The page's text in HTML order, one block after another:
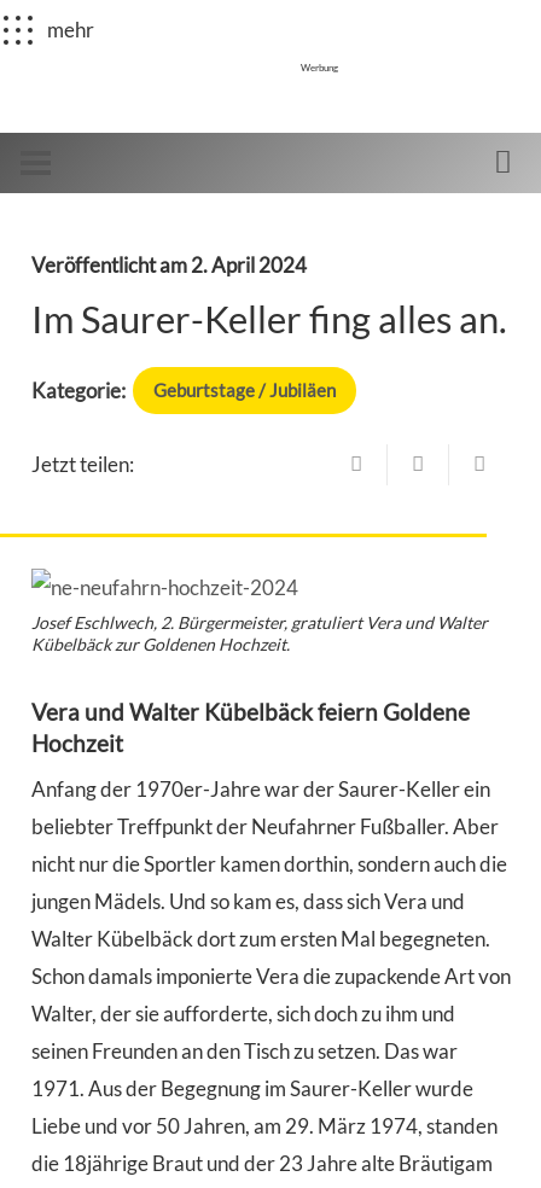
mehr
Werbung
Veröffentlicht am2. April 2024
Im Saurer-Keller fing alles an.
Kategorie: Geburtstage / Jubiläen
Jetzt teilen:
Josef Eschlwech, 2. Bürgermeister, gratuliert Vera und Walter
Kübelbäck zur Goldenen Hochzeit.
Vera und Walter Kübelbäck feiern Goldene
Hochzeit
Anfang der 1970er-Jahre war der Saurer-Keller ein
beliebter Treffpunkt der Neufahrner Fußballer. Aber
nicht nur die Sportler kamen dorthin, sondern auch die
jungen Mädels. Und so kam es, dass sich Vera und
Walter Kübelbäck dort zum ersten Mal begegneten.
Schon damals imponierte Vera die zupackende Art von
Walter, der sie aufforderte, sich doch zu ihm und
seinen Freunden an den Tisch zu setzen. Das war
1971. Aus der Begegnung im Saurer-Keller wurde
Liebe und vor 50 Jahren, am 29. März 1974, standen
die 18jährige Braut und der 23 Jahre alte Bräutigam